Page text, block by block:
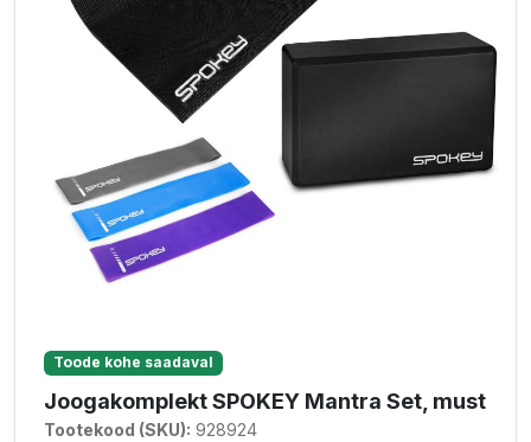
Toode kohe saadaval
Joogakomplekt SPOKEY Mantra Set, must
Tootekood (SKU): 928924